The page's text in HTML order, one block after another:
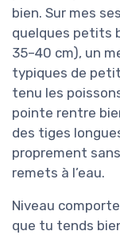
bien. Sur mes
quelques petits
35–40 cm), un
typiques de
tenu les
pointe rentre
des tiges
proprement
remets à l’eau.
Niveau
que tu tends